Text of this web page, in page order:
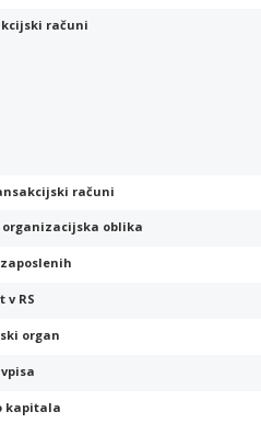
računi
računi
organizacijska oblika
v RS
organ
kapitala